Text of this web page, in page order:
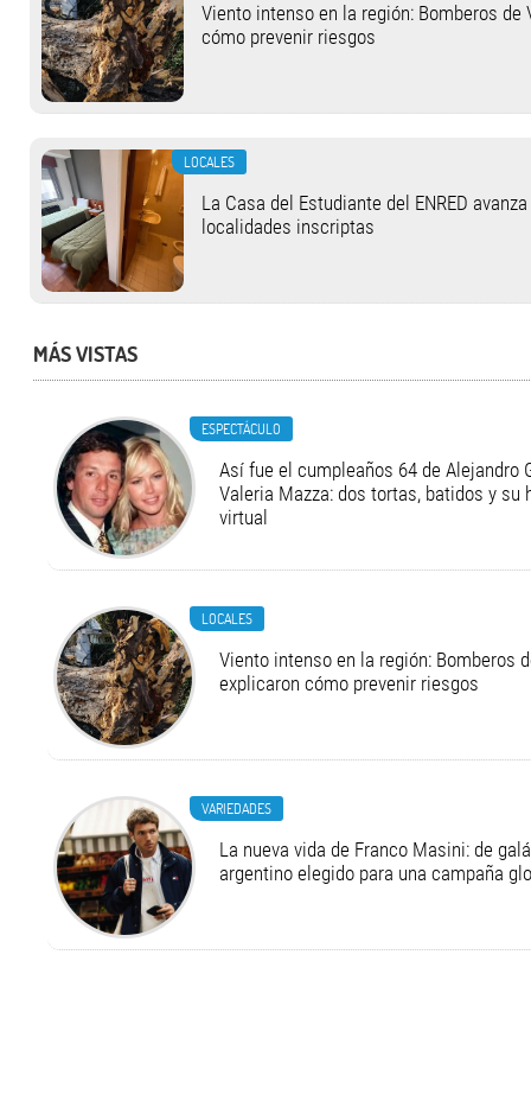
Viento intenso en la región: Bomberos
cómo prevenir riesgos
LOCALES
La Casa del Estudiante del ENRED
localidades inscriptas
MÁS VISTAS
ESPECTÁCULO
Así fue el cumpleaños 64 de Alejandro
Valeria Mazza: dos tortas, batidos y su
virtual
LOCALES
Viento intenso en la región: Bomberos
explicaron cómo prevenir riesgos
VARIEDADES
La nueva vida de Franco Masini: de
argentino elegido para una campaña